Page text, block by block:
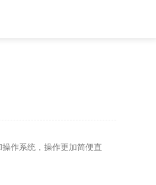
作系统，操作更加简便直